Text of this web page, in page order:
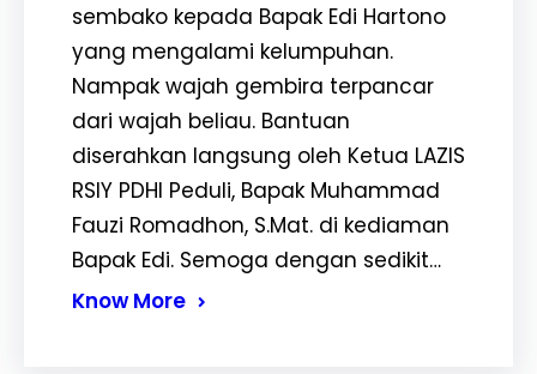
sembako kepada Bapak Edi Hartono
yang mengalami kelumpuhan.
Nampak wajah gembira terpancar
dari wajah beliau. Bantuan
diserahkan langsung oleh Ketua LAZIS
RSIY PDHI Peduli, Bapak Muhammad
Fauzi Romadhon, S.Mat. di kediaman
Bapak Edi. Semoga dengan sedikit…
Know More